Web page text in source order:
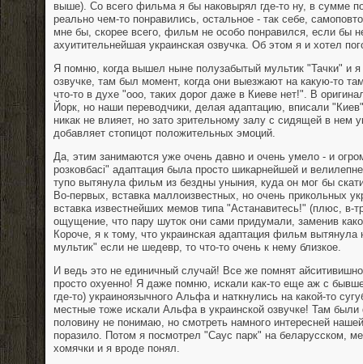
выше). Со всего фильма я бы наковырял где-то ну, в сумме
реально чем-то понравились, остальное - так себе,
мне бы, скорее всего, фильм не особо понравился, если бы
ахуитительнейшая украинская озвучка. Об этом я и хотел
Я помню, когда вышел ныне полузабытый мультик "Тачки" и я
озвучке, там был момент, когда они выезжают на какую-то
что-то в духе "ооо, таких дорог даже в Киеве нет!". В
Йорк, но наши переводчики, делая адаптацию, вписали
никак не влияет, но зато зрительному залу с сидящей в нем
добавляет стопицот положительных эмоций.
Да, этим занимаются уже очень давно и очень умело - и
розковбасi" адаптация была просто шикарнейшей и
тупо вытянула фильм из бездны уныния, куда он мог бы
Во-первых, вставка маллоизвестных, но очень прикольных
вставка известнейших мемов типа "Астанавитесь!" (плюс, в-
ощущение, что пару шуток они сами придумали, заменив
Короче, я к тому, что украинская адаптация фильм вытянула
мультик" если не шедевр, то что-то очень к нему близкое.
И ведь это не единичный случай! Все же помнят
просто охуенно! Я даже помню, искали как-то еще аж с
где-то) украиноязычного Альфа и наткнулись на какой-то
местные тоже искали Альфа в украинской озвучке! Там
половину не понимаю, но смотреть намного интересней
поразило. Потом я посмотрел "Саус парк" на беларусском,
хомячки и я вроде понял.